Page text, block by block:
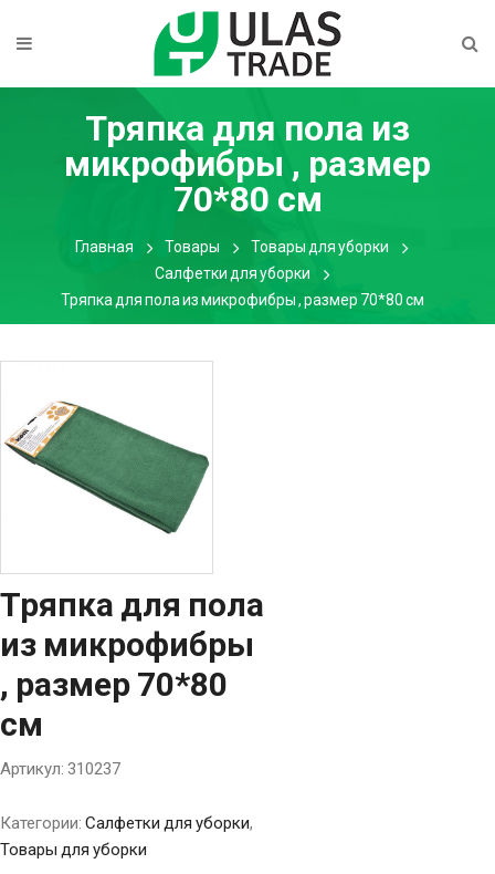
Тряпка для пола из
микрофибры , размер
70*80 см
Главная Товары
Товары для уборки
Салфетки для уборки
Тряпка для пола из микрофибры , размер 70*80 см
Тряпка для пола
из микрофибры
, размер 70*80
см
Артикул: 310237
Категории: Салфетки для уборки,
Товары для уборки